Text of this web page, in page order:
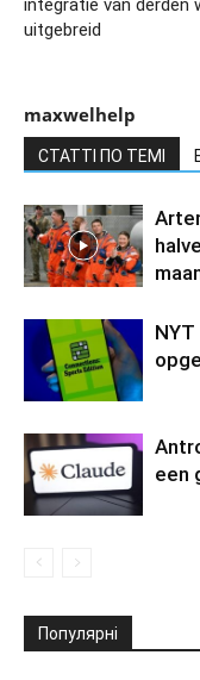
integratie van derden
uitgebreid
maxwelhelp
СТАТТІ ПО ТЕМІ
een
Популярні